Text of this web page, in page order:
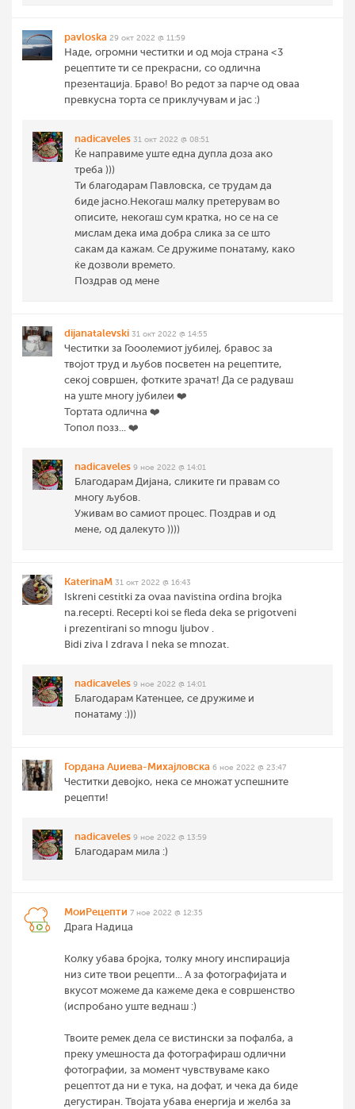
pavloska 29 окт 2022 @ 11:59
Наде, огромни честитки и од моја страна <3
рецептите ти се прекрасни, со одлична
презентација. Браво! Во редот за парче од оваа
превкусна торта се приклучувам и јас :)
nadicaveles 31 окт 2022 @ 08:51
Ќе направиме уште една дупла доза ако
треба )))
Ти благодарам Павловска, се трудам да
биде јасно.Некогаш малку претерувам во
описите, некогаш сум кратка, но се на се
мислам дека има добра слика за се што
сакам да кажам. Се дружиме понатаму, како
ќе дозволи времето.
Поздрав од мене
dijanatalevski 31 окт 2022 @ 14:55
Честитки за Гооолемиот јубилеј, бравос за
твојот труд и љубов посветен на рецептите,
секој совршен, фотките зрачат! Да се радуваш
на уште многу јубилеи ❤️
Тортата одлична ❤️
Топол позз... ❤️
nadicaveles 9 ное 2022 @ 14:01
Благодарам Дијана, сликите ги правам со
многу љубов.
Уживам во самиот процес. Поздрав и од
мене, од далекуто ))))
KaterinaM 31 окт 2022 @ 16:43
Iskreni cestitki za ovaa navistina ordina brojka
na.recepti. Recepti koi se fleda deka se prigotveni
i prezentirani so mnogu ljubov .
Bidi ziva I zdrava I neka se mnozat.
nadicaveles 9 ное 2022 @ 14:01
Благодарам Катенцее, се дружиме и
понатаму :)))
Гордана Аџиева-Михајловска 6 ное 2022 @ 23:47
Честитки девојко, нека се множат успешните
рецепти!
nadicaveles 9 ное 2022 @ 13:59
Благодарам мила :)
МоиРецепти 7 ное 2022 @ 12:35
Драга Надица
Колку убава бројка, толку многу инспирација
низ сите твои рецепти... А за фотографијата и
вкусот можеме да кажеме дека е совршенство
(испробано уште веднаш :)
Твоите ремек дела се вистински за пофалба, а
преку умешноста да фотографираш одлични
фотографии, за момент чувствуваме како
рецептот да ни е тука, на дофат, и чека да биде
дегустиран. Твојата убава енергија и желба за